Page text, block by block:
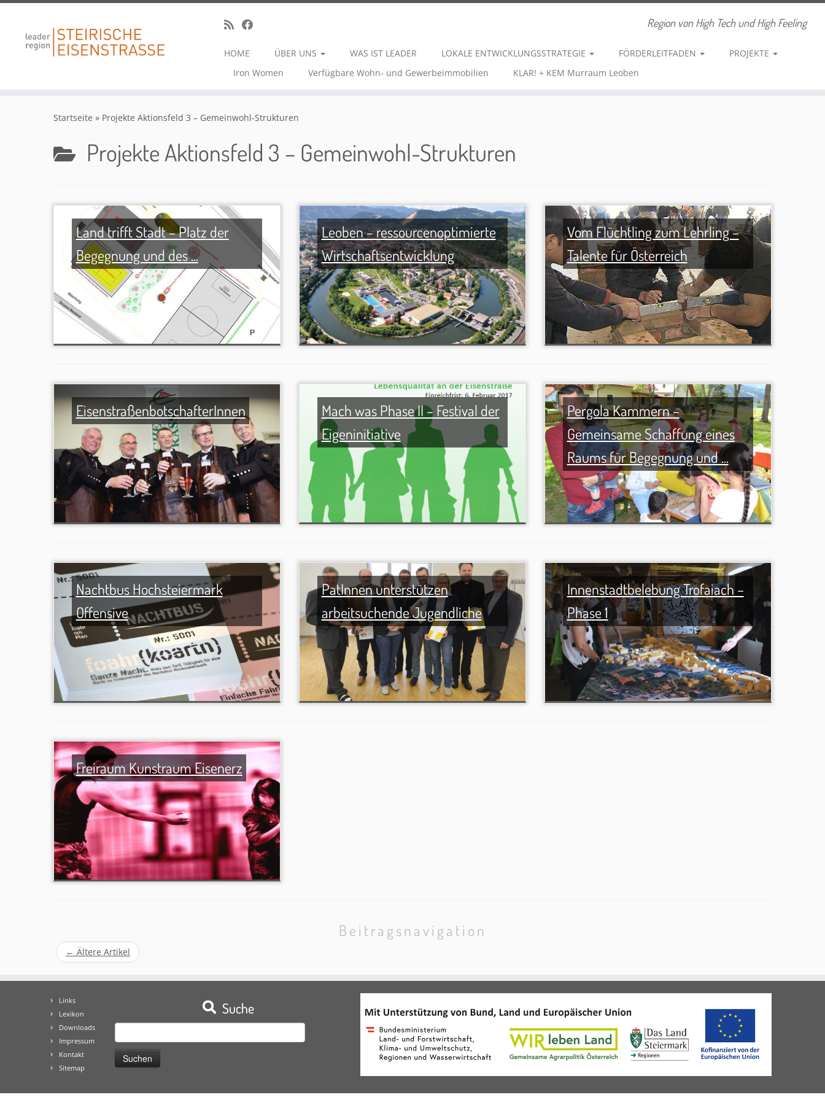
Region von High Tech und High Feeling
HOME ÜBER UNS WAS IST LEADER LOKALE ENTWICKLUNGSSTRATEGIE FÖRDERLEITFADEN
PROJEKTE
Iron Women
Verfügbare Wohn- und Gewerbeimmobilien KLAR! + KEM Murraum Leoben
Startseite » Projekte Aktionsfeld 3 – Gemeinwohl-Strukturen
Projekte Aktionsfeld 3 – Gemeinwohl-Strukturen
Land trifft Stadt – Platz der
Begegnung und des ...
Leoben – ressourcenoptimierte
Wirtschaftsentwicklung
Vom Flüchtling zum Lehrling –
Talente für Österreich
EisenstraßenbotschafterInnen
Mach was Phase II – Festival der
Eigeninitiative
Pergola Kammern –
Gemeinsame Schaffung eines
Raums für Begegnung und ...
Nachtbus Hochsteiermark
Offensive
PatInnen unterstützen
arbeitsuchende Jugendliche
Innenstadtbelebung Trofaiach –
Phase 1
Freiraum Kunstraum Eisenerz
Beitragsnavigation
← Ältere Artikel
Links
Lexikon
Downloads
Impressum
Kontakt
Sitemap
Suche
Suchen
nach: